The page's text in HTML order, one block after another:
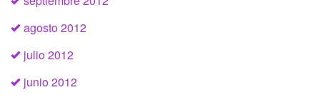
agosto 2012
julio 2012
junio 2012